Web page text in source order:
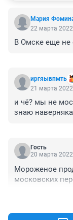
Мария
22 марта
В Омске еще не
иргяывпмть
21 марта
и чё? мы не
знаю
Гость
20 марта
Мороженое
московских